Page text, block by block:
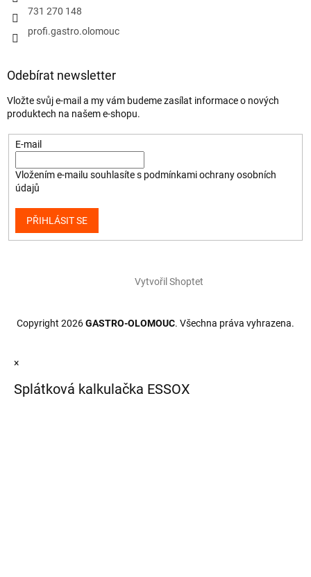
731 270 148
profi.gastro.olomouc
Odebírat newsletter
Vložte svůj e-mail a my vám budeme zasílat informace o nových
produktech na našem e-shopu.
E-mail
Vložením e-mailu souhlasíte s podmínkami ochrany osobních
údajů
PŘIHLÁSIT SE
Vytvořil Shoptet
Copyright 2026GASTRO-OLOMOUC. Všechna práva vyhrazena.
×
Splátková kalkulačka ESSOX